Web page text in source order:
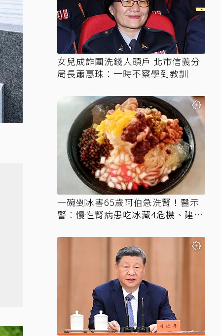
女兒成詐團洗錢人頭戶 北市信義分
局長蕭惠珠：一時不察學到教訓
一碗剉冰害65歲阿伯急洗腎！醫示
警：慢性腎病患吃冰藏4危機、建議